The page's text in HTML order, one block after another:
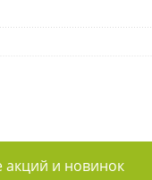
акций и новинок